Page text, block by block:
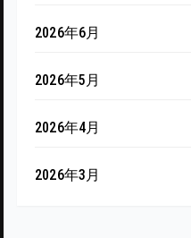
2026年6月
2026年5月
2026年4月
2026年3月